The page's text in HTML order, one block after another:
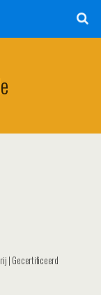
| Gecertificeerd